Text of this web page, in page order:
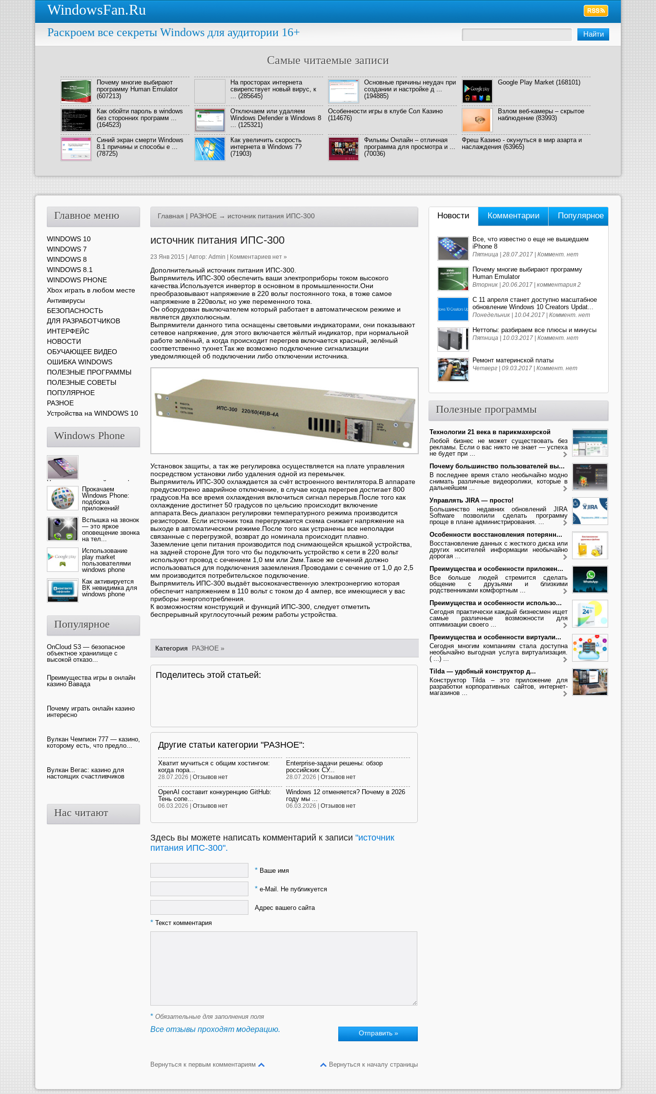
WindowsFan.Ru
Раскроем все секреты Windows для аудитории 16+
Самые читаемые записи
Почему многие выбирают
программу Human Emulator
(607213)
На просторах интернета
свирепствует новый вирус, к
... (285645)
Основные причины неудач при
создании и настройке д ...
(194885)
Google Play Market (168101)
Как обойти пароль в windows
без сторонних программ ...
(164523)
Отключаем или удаляем
Windows Defender в Windows 8
... (125321)
Особенности игры в клубе Сол Казино
(114676)
Взлом веб-камеры – скрытое
наблюдение (83993)
Синий экран смерти Windows
8.1 причины и способы е ...
(78725)
Как увеличить скорость
интернета в Windows 7?
(71903)
Фильмы Онлайн – отличная
программа для просмотра и ...
(70036)
Фреш Казино - окунуться в мир азарта и
наслаждения (63965)
Главная | РАЗНОЕ → источник питания ИПС-300
источник питания ИПС-300
23 Янв 2015 | Автор: Admin Комментариев нет »
Дополнительный источник питания ИПС-300.
Выпрямитель ИПС-300 обеспечить ваши электроприборы током высокого
качества.Используется инвертор в основном в промышленности.Они
преобразовывают напряжение в 220 вольт постоянного тока, в тоже самое
напряжение в 220вольт, но уже переменного тока.
Он оборудован выключателем который работает в автоматическом режиме и
является двухполюсным.
Выпрямители данного типа оснащены световыми индикаторами, они показывают
сетевое напряжение, для этого включается жёлтый индикатор, при нормальной
работе зелёный, а когда происходит перегрев включается красный, зелёный
соответственно тухнет.Так же возможно подключение сигнализации
уведомляющей об подключении либо отключении источника.
Установок защиты, а так же регулировка осуществляется на плате управления
посредством установки либо удаления одной из перемычек.
Выпрямитель ИПС-300 охлаждается за счёт встроенного вентилятора.В аппарате
предусмотрено аварийное отключение, в случае когда перегрев достигает 800
градусов.На все время охлаждения включиться сигнал перерыв.После того как
охлаждение достигнет 50 градусов по цельсию происходит включение
аппарата.Весь диапазон регулировки температурного режима производится
резистором. Если источник тока перегружается схема снижает напряжение на
выходе в автоматическом режиме.После того как устранены все неполадки
связанные с перегрузкой, возврат до номинала происходит плавно.
Заземление цепи питания производится под снимающейся крышкой устройства,
на задней стороне.Для того что бы подключить устройство к сети в 220 вольт
используют провод с сечением 1,0 мм или 2мм.Такое же сечений должно
использоваться для подключения заземления.Проводами с сечение от 1,0 до 2,5
мм производится потребительское подключение.
Выпрямитель ИПС-300 выдаёт высококачественную электроэнергию которая
обеспечит напряжением в 110 вольт с током до 4 ампер, все имеющиеся у вас
приборы энергопотребления.
К возможностям конструкций и функций ИПС-300, следует отметить
беспрерывный круглосуточный режим работы устройства.
Категория РАЗНОЕ »
Поделитесь этой статьей:
Другие статьи категории "РАЗНОЕ":
Хватит мучиться с общим хостингом:
когда пора...
28.07.2026 | Отзывов нет
Enterprise-задачи решены: обзор
российских СУ...
28.07.2026 | Отзывов нет
OpenAI составит конкуренцию GitHub:
Тень сопе...
06.03.2026 | Отзывов нет
Windows 12 отменяется? Почему в 2026
году мы ...
06.03.2026 | Отзывов нет
Здесь вы можете написать комментарий к записи "источник
питания ИПС-300".
*Ваше имя
*e-Mail. Не публикуется
Адрес вашего сайта
* Текст комментария
* Обязательные для заполнения поля
Все отзывы проходят модерацию.
Вернуться к первым комментариям Вернуться к началу страницы
Главное меню
WINDOWS 10
WINDOWS 7
WINDOWS 8
WINDOWS 8.1
WINDOWS PHONE
Xbox играть в любом месте
Антивирусы
БЕЗОПАСНОСТЬ
ДЛЯ РАЗРАБОТЧИКОВ
ИНТЕРФЕЙС
НОВОСТИ
ОБУЧАЮЩЕЕ ВИДЕО
ОШИБКА WINDOWS
ПОЛЕЗНЫЕ ПРОГРАММЫ
ПОЛЕЗНЫЕ СОВЕТЫ
ПОПУЛЯРНОЕ
РАЗНОЕ
Устройства на WINDOWS 10
Windows Phone
Ультрасовременный смартфон
— это новика от компании Ap...
Прокачаем
Windows Phone:
подборка
приложений!
Вспышка на звонок
— это яркое
оповещение звонка
на тел...
Использование
play market
пользователями
windows phone
Как активируется
ВК невидимка для
windows phone
Популярное
OnCloud S3 — безопасное
объектное хранилище с
высокой отказо...
Преимущества игры в онлайн
казино Вавада
Почему играть онлайн казино
интересно
Вулкан Чемпион 777 — казино,
которому есть, что предло...
Вулкан Вегас: казино для
настоящих счастливчиков
Нас читают
Новости Комментарии Популярное
Все, что известно о еще не вышедшем
iPhone 8
Пятница | 28.07.2017 | Коммент. нет
Почему многие выбирают программу
Human Emulator
Вторник | 20.06.2017 | комментария 2
С 11 апреля станет доступно масштабное
обновление Windows 10 Creators Updat...
Понедельник | 10.04.2017 | Коммент. нет
Неттопы: разбираем все плюсы и минусы
Пятница | 10.03.2017 | Коммент. нет
Ремонт материнской платы
Четверг | 09.03.2017 | Коммент. нет
Полезные программы
Технологии 21 века в парикмахерской
Любой бизнес не может существовать без
рекламы. Если о вас никто не знает — успеха
не будет при ...
Почему большинство пользователей вы...
В последнее время стало необычайно модно
снимать различные видеоролики, которые в
дальнейшем ...
Управлять JIRA — просто!
Большинство недавних обновлений JIRA
Software позволили сделать программу
проще в плане администрирования. ...
Особенности восстановления потерянн...
Восстановление данных с жесткого диска или
других носителей информации необычайно
дорогая ...
Преимущества и особенности приложен...
Все больше людей стремится сделать
общение с друзьями и близкими
родственниками комфортным ...
Преимущества и особенности использо...
Сегодня практически каждый бизнесмен ищет
самые различные возможности для
оптимизации своего ...
Преимущества и особенности виртуали...
Сегодня многим компаниям стала доступна
необычайно выгодная услуга виртуализация.
( ...) ...
Tilda — удобный конструктор д...
Конструктор Tilda – это приложение для
разработки корпоративных сайтов, интернет-
магазинов ...